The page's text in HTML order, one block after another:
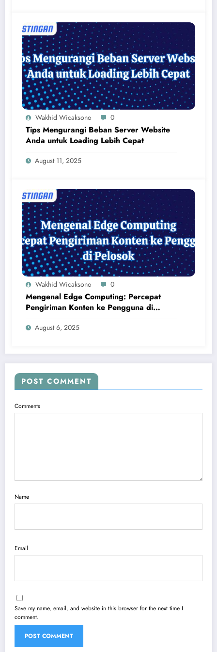
Wakhid Wicaksono 0
Tips Mengurangi Beban Server Website
Anda untuk Loading Lebih Cepat
August 11, 2025
Wakhid Wicaksono 0
Mengenal Edge Computing: Percepat
Pengiriman Konten ke Pengguna di
Pelosok
August 6, 2025
POST COMMENT
Comments
Name
Email
Save my name, email, and website in this browser for the next time I
comment.